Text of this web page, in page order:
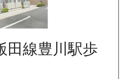
田線豊川駅歩